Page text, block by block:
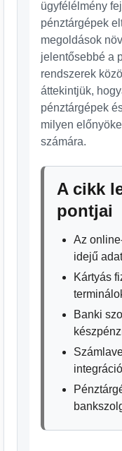
ügyfélélmény
pénztárgépek
megoldások
jelentősebbé a
rendszerek
áttekintjük,
pénztárgépek
milyen
számára.
A cikk
pontjai
Az
idejű
Kártyás
Banki